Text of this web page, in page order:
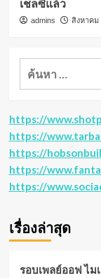
admins สิงหาคม
ค้นหา
https://
https://
https://
https://
https://
เรื่องล่าสุด
รอบเพลย์ออฟ ไม